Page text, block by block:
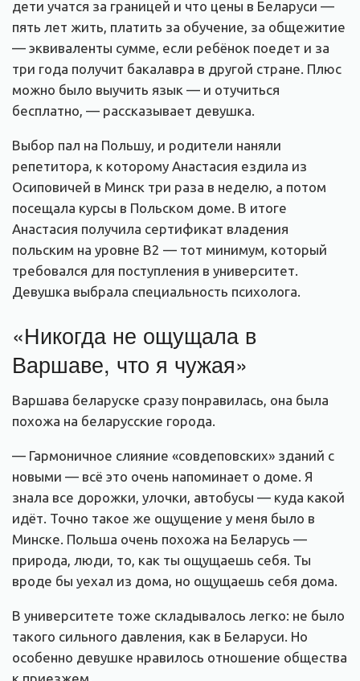
дети учатся за границей и что цены в Беларуси —
пять лет жить, платить за обучение, за общежитие
— эквиваленты сумме, если ребёнок поедет и за
три года получит бакалавра в другой стране. Плюс
можно было выучить язык — и отучиться
бесплатно, — рассказывает девушка.
Выбор пал на Польшу, и родители наняли
репетитора, к которому Анастасия ездила из
Осиповичей в Минск три раза в неделю, а потом
посещала курсы в Польском доме. В итоге
Анастасия получила сертификат владения
польским на уровне B2 — тот минимум, который
требовался для поступления в университет.
Девушка выбрала специальность психолога.
«Никогда не ощущала в
Варшаве, что я чужая»
Варшава беларуске сразу понравилась, она была
похожа на беларусские города.
— Гармоничное слияние «совдеповских» зданий с
новыми — всё это очень напоминает о доме. Я
знала все дорожки, улочки, автобусы — куда какой
идёт. Точно такое же ощущение у меня было в
Минске. Польша очень похожа на Беларусь —
природа, люди, то, как ты ощущаешь себя. Ты
вроде бы уехал из дома, но ощущаешь себя дома.
В университете тоже складывалось легко: не было
такого сильного давления, как в Беларуси. Но
особенно девушке нравилось отношение общества
к приезжем.